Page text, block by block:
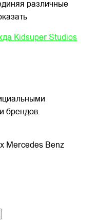
различные
Kidsuper Studios
брендов.
Mercedes Benz